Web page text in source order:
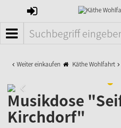
ANMELDEN
MENÜ
Weiter einkaufen Käthe Wohlfahrt
Musikdose
Kirchdorf"